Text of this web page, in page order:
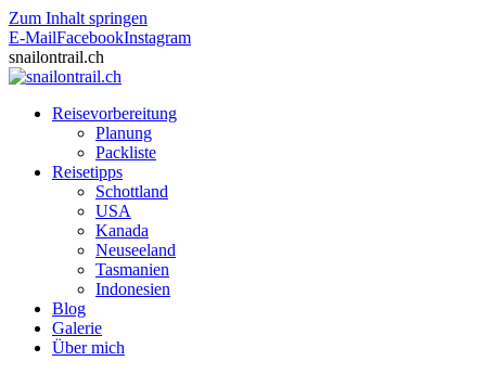
Zum Inhalt springen
E-MailFacebookInstagram
snailontrail.ch
Reisevorbereitung
Planung
Packliste
Reisetipps
Schottland
USA
Kanada
Neuseeland
Tasmanien
Indonesien
Blog
Galerie
Über mich